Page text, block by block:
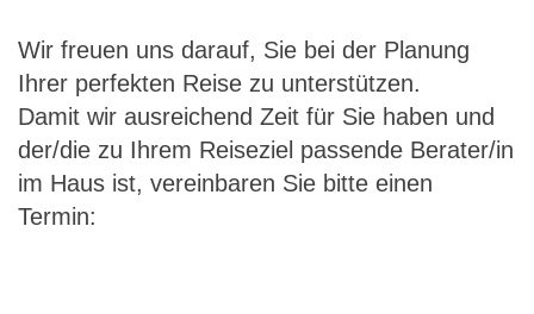
Wir freuen uns darauf, Sie bei der Planung
Ihrer perfekten Reise zu unterstützen.
Damit wir ausreichend Zeit für Sie haben und
der/die zu Ihrem Reiseziel passende Berater/in
im Haus ist, vereinbaren Sie bitte einen
Termin: